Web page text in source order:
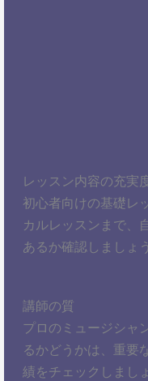
レッスン内容の充実
初心者向けの基礎レ
カルレッスンまで、
あるか確認しましょう
講師の質
プロのミュージシャ
るかどうかは、重要
績をチェックしまし